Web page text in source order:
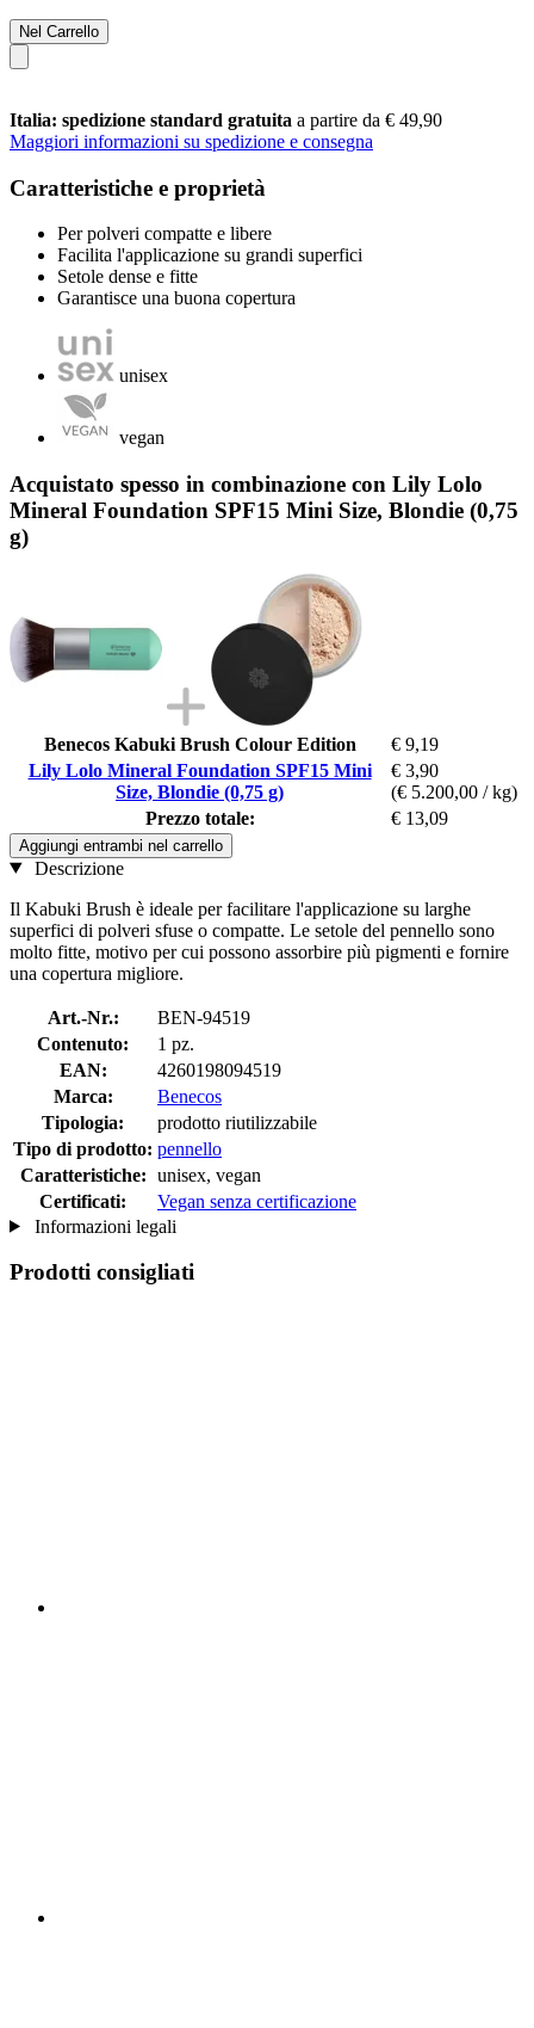
Nel Carrello
Italia: spedizione standard gratuita a partire da € 49,90
Maggiori informazioni su spedizione e consegna
Caratteristiche e proprietà
Per polveri compatte e libere
Facilita l'applicazione su grandi superfici
Setole dense e fitte
Garantisce una buona copertura
unisex
vegan
Acquistato spesso in combinazione con Lily Lolo
Mineral Foundation SPF15 Mini Size, Blondie (0,75
g)
Benecos Kabuki Brush Colour Edition
€ 9,19
Lily Lolo Mineral Foundation SPF15 Mini
Size, Blondie (0,75 g)
€ 3,90
(€ 5.200,00 / kg)
Prezzo totale:
€ 13,09
Aggiungi entrambi nel carrello
Descrizione
Il Kabuki Brush è ideale per facilitare l'applicazione su larghe
superfici di polveri sfuse o compatte. Le setole del pennello sono
molto fitte, motivo per cui possono assorbire più pigmenti e fornire
una copertura migliore.
Art.-Nr.:
BEN-94519
Contenuto:
1 pz.
EAN:
4260198094519
Marca:
Benecos
Tipologia:
prodotto riutilizzabile
Tipo di prodotto: pennello
Caratteristiche: unisex, vegan
Certificati:
Vegan senza certificazione
Informazioni legali
Prodotti consigliati